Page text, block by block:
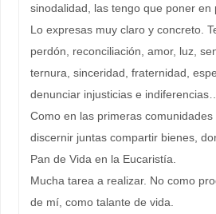
sinodalidad, las tengo que poner en
Lo expresas muy claro y concreto.
perdón, reconciliación, amor, luz,
ternura, sinceridad, fraternidad,
denunciar injusticias e indiferencias…
Como en las primeras comunidades
discernir juntas compartir bienes,
Pan de Vida en la Eucaristía.
Mucha tarea a realizar. No como
de mí, como talante de vida.